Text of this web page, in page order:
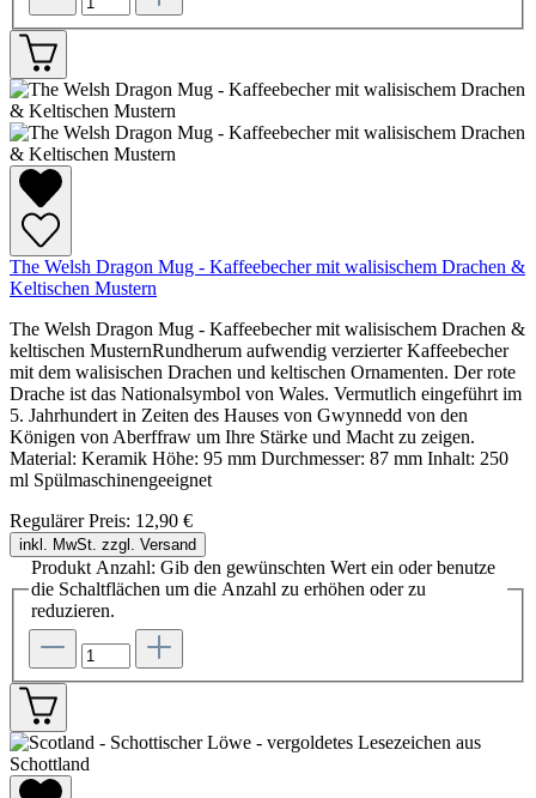
The Welsh Dragon Mug - Kaffeebecher mit walisischem Drachen &
Keltischen Mustern
The Welsh Dragon Mug - Kaffeebecher mit walisischem Drachen &
keltischen MusternRundherum aufwendig verzierter Kaffeebecher
mit dem walisischen Drachen und keltischen Ornamenten. Der rote
Drache ist das Nationalsymbol von Wales. Vermutlich eingeführt im
5. Jahrhundert in Zeiten des Hauses von Gwynnedd von den
Königen von Aberffraw um Ihre Stärke und Macht zu zeigen.
Material: Keramik Höhe: 95 mm Durchmesser: 87 mm Inhalt: 250
ml Spülmaschinengeeignet
Regulärer Preis: 12,90 €
inkl. MwSt. zzgl. Versand
Produkt Anzahl: Gib den gewünschten Wert ein oder benutze
die Schaltflächen um die Anzahl zu erhöhen oder zu
reduzieren.